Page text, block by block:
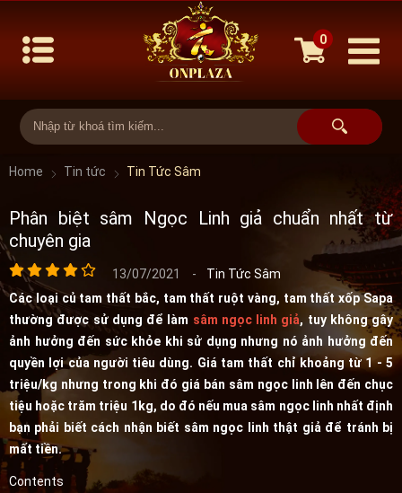
0
Home Tin tức Tin Tức Sâm
Phân biệt sâm Ngọc Linh giả chuẩn nhất từ
chuyên gia
13/07/2021 -
Tin Tức Sâm
Các loại củ tam thất bắc, tam thất ruột vàng, tam thất xốp Sapa
thường được sử dụng để làm sâm ngọc linh giả, tuy không gây
ảnh hưởng đến sức khỏe khi sử dụng nhưng nó ảnh hưởng đến
quyền lợi của người tiêu dùng. Giá tam thất chỉ khoảng từ 1 - 5
triệu/kg nhưng trong khi đó giá bán sâm ngọc linh lên đến chục
tiệu hoặc trăm triệu 1kg, do đó nếu mua sâm ngọc linh nhất định
bạn phải biết cách nhận biết sâm ngọc linh thật giả để tránh bị
mất tiền.
Contents